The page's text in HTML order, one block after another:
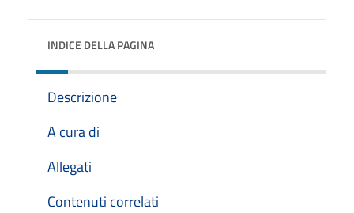
INDICE DELLA PAGINA
Descrizione
A cura di
Allegati
Contenuti correlati